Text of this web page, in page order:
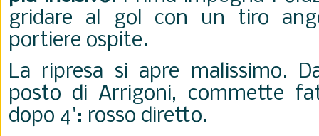
gridare al gol con un tiro
portiere ospite.
La ripresa si apre malissimo.
posto di Arrigoni, commette
dopo 4': rosso diretto.